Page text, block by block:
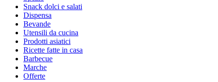
Snack dolci e salati
Dispensa
Bevande
Utensili da cucina
Prodotti asiatici
Ricette fatte in casa
Barbecue
Marche
Offerte